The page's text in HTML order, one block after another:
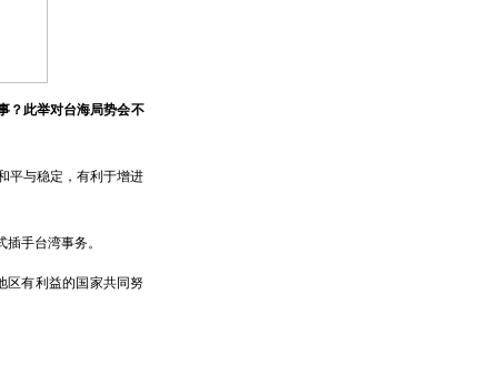
？此举对台海局势会不
平与稳定，有利于增进
手台湾事务。
有利益的国家共同努